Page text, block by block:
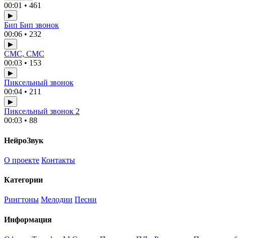
00:01 • 461
▶
Бип Бип звонок
00:06 • 232
▶
СМС, СМС
00:03 • 153
▶
Пиксельный звонок
00:04 • 211
▶
Пиксельный звонок 2
00:03 • 88
НейроЗвук
О проекте Контакты
Категории
Рингтоны Мелодии Песни
Информация